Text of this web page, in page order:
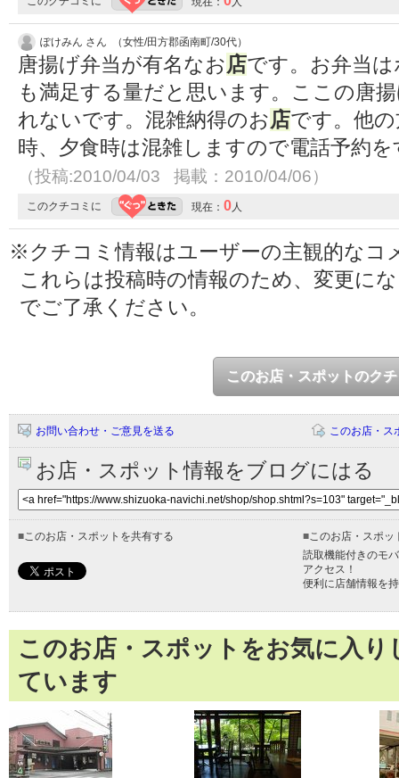
ぽけみん さん （女性/田方郡函南町/30代）
唐揚げ弁当が有名なお店です。お弁当
も満足する量だと思います。ここの唐
れないです。混雑納得のお店です。他
時、夕食時は混雑しますので電話予約
（投稿:2010/04/03 掲載：2010/04/06）
このクチコミに 現在： 0人
※クチコミ情報はユーザーの主観的なコ
これらは投稿時の情報のため、変更に
でご了承ください。
このお店・スポットのク
お問い合わせ・ご意見を送る このお店・ス
お店・スポット情報をブログにはる
■このお店・スポットを共有する ■このお店・スポッ
読取機能付きのモ
アクセス！
便利に店舗情報を
このお店・スポットをお気に入
ています